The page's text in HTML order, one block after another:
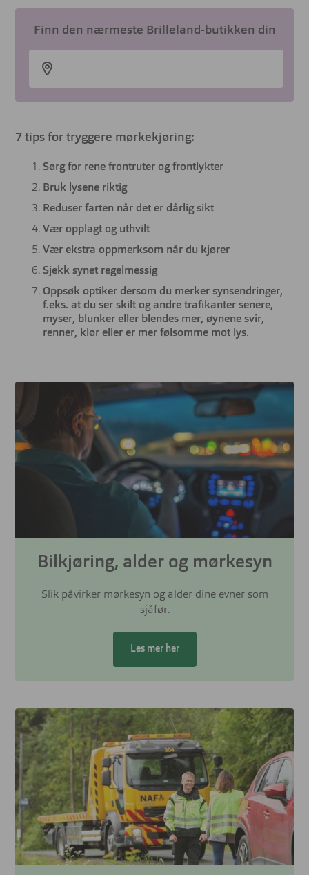
Finn den nærmeste Brilleland-butikken din
7 tips for tryggere mørkekjøring:
Sørg for rene frontruter og frontlykter
Bruk lysene riktig
Reduser farten når det er dårlig sikt
Vær opplagt og uthvilt
Vær ekstra oppmerksom når du kjører
Sjekk synet regelmessig
Oppsøk optiker dersom du merker synsendringer,
f.eks. at du ser skilt og andre trafikanter senere,
myser, blunker eller blendes mer, øynene svir,
renner, klør eller er mer følsomme mot lys.
Bilkjøring, alder og mørkesyn
Slik påvirker mørkesyn og alder dine evner som
sjåfør.
Les mer her